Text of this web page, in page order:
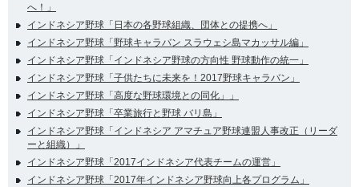
へ！」
インドネシア野球「日本の各野球組織、団体との提携へ」
インドネシア野球「野球キャラバン スラウェシ島マカッサル編」
インドネシア野球「インドネシア野球の方向性 野球動作の統一」
インドネシア野球「子供たちに未来を！2017野球キャラバン」
インドネシア野球「高度な野球環境との同化」」
インドネシア野球「卒業旅行と野球 バリ島」
インドネシア野球「インドネシア アマチュア野球連盟人事改正（リーダ
ーと組織）」
インドネシア野球「2017インドネシア代表チームの運営」
インドネシア野球「2017年インドネシア野球向上各プログラム」